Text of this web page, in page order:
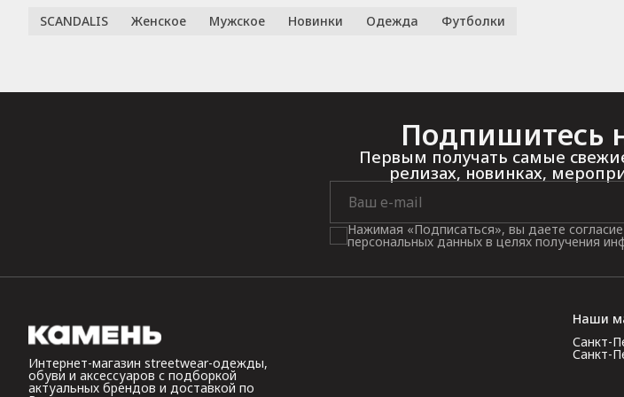
SCANDALIS Женское Мужское Новинки Одежда Футболки
Подпишитесь
Первым получать самые
релизах, новинках,
Нажимая «Подписаться», вы даете
персональных данных в целях получения
Интернет-магазин streetwear-одежды,
обуви и аксессуаров с подборкой
актуальных брендов и доставкой по
Наши
Санкт-
Санкт-